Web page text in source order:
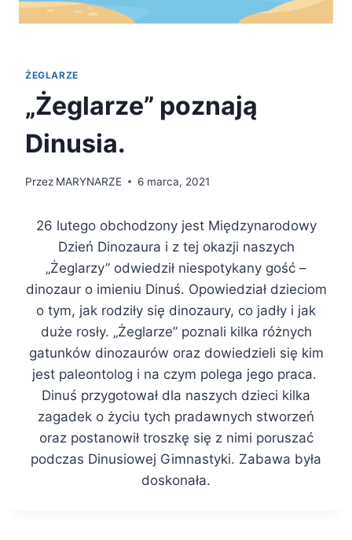
ŻEGLARZE
„Żeglarze” poznają
Dinusia.
Przez MARYNARZE 6 marca, 2021
26 lutego obchodzony jest Międzynarodowy
Dzień Dinozaura i z tej okazji naszych
„Żeglarzy” odwiedził niespotykany gość –
dinozaur o imieniu Dinuś. Opowiedział dzieciom
o tym, jak rodziły się dinozaury, co jadły i jak
duże rosły. „Żeglarze” poznali kilka różnych
gatunków dinozaurów oraz dowiedzieli się kim
jest paleontolog i na czym polega jego praca.
Dinuś przygotował dla naszych dzieci kilka
zagadek o życiu tych pradawnych stworzeń
oraz postanowił troszkę się z nimi poruszać
podczas Dinusiowej Gimnastyki. Zabawa była
doskonała.